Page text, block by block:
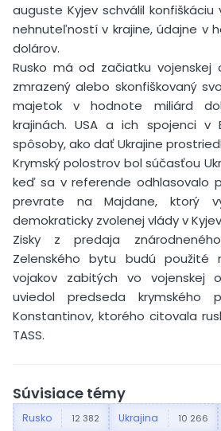
auguste Kyjev schválil konfiškáciu
nehnuteľností v krajine, údajne v
dolárov.
Rusko má od začiatku vojenskej
zmrazený alebo skonfiškovaný
majetok v hodnote miliárd
krajinách. USA a ich spojenci v
spôsoby, ako dať Ukrajine
Krymský polostrov bol súčasťou
keď sa v referende odhlasovalo
prevrate na Majdane, ktorý
demokraticky zvolenej vlády v
Zisky z predaja
Zelenského bytu budú použité
vojakov zabitých vo vojenskej
uviedol predseda krymského
Konstantinov, ktorého citovala
TASS.
Súvisiace témy
Rusko 12 382 Ukrajina 10 266